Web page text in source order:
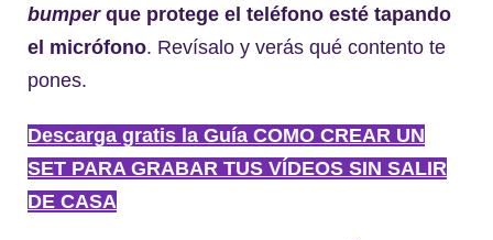
bumperque protege el teléfono esté tapando
el micrófono. Revísalo y verás qué contento te
pones.
Descarga gratis la Guía COMO CREAR UN
SET PARA GRABAR TUS VÍDEOS SIN SALIR
DE CASA